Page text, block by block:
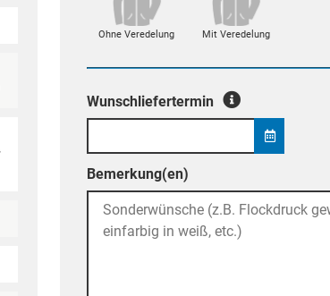
Ohne Veredelung Mit Veredelung
Wunschliefertermin
Bemerkung(en)